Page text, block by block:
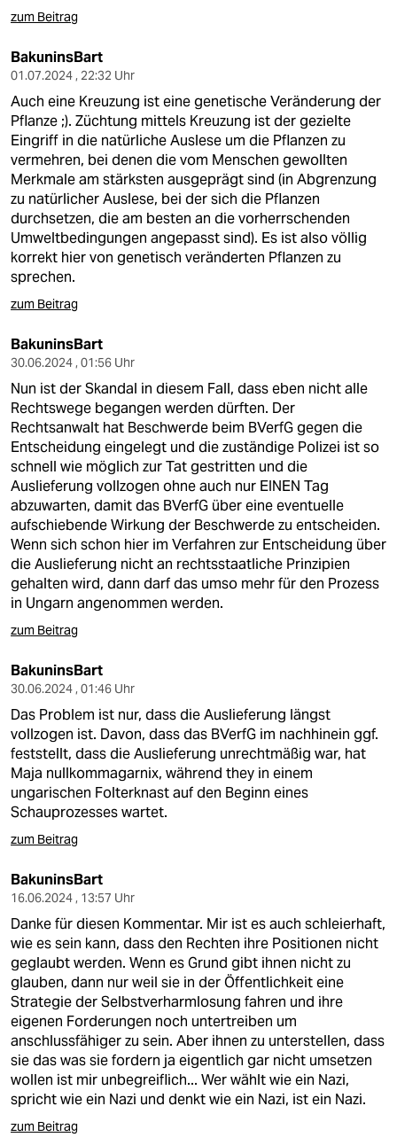
zum Beitrag
BakuninsBart
01.07.2024 , 22:32 Uhr
Auch eine Kreuzung ist eine genetische Veränderung der
Pflanze ;). Züchtung mittels Kreuzung ist der gezielte
Eingriff in die natürliche Auslese um die Pflanzen zu
vermehren, bei denen die vom Menschen gewollten
Merkmale am stärksten ausgeprägt sind (in Abgrenzung
zu natürlicher Auslese, bei der sich die Pflanzen
durchsetzen, die am besten an die vorherrschenden
Umweltbedingungen angepasst sind). Es ist also völlig
korrekt hier von genetisch veränderten Pflanzen zu
sprechen.
zum Beitrag
BakuninsBart
30.06.2024 , 01:56 Uhr
Nun ist der Skandal in diesem Fall, dass eben nicht alle
Rechtswege begangen werden dürften. Der
Rechtsanwalt hat Beschwerde beim BVerfG gegen die
Entscheidung eingelegt und die zuständige Polizei ist so
schnell wie möglich zur Tat gestritten und die
Auslieferung vollzogen ohne auch nur EINEN Tag
abzuwarten, damit das BVerfG über eine eventuelle
aufschiebende Wirkung der Beschwerde zu entscheiden.
Wenn sich schon hier im Verfahren zur Entscheidung über
die Auslieferung nicht an rechtsstaatliche Prinzipien
gehalten wird, dann darf das umso mehr für den Prozess
in Ungarn angenommen werden.
zum Beitrag
BakuninsBart
30.06.2024 , 01:46 Uhr
Das Problem ist nur, dass die Auslieferung längst
vollzogen ist. Davon, dass das BVerfG im nachhinein ggf.
feststellt, dass die Auslieferung unrechtmäßig war, hat
Maja nullkommagarnix, während they in einem
ungarischen Folterknast auf den Beginn eines
Schauprozesses wartet.
zum Beitrag
BakuninsBart
16.06.2024 , 13:57 Uhr
Danke für diesen Kommentar. Mir ist es auch schleierhaft,
wie es sein kann, dass den Rechten ihre Positionen nicht
geglaubt werden. Wenn es Grund gibt ihnen nicht zu
glauben, dann nur weil sie in der Öffentlichkeit eine
Strategie der Selbstverharmlosung fahren und ihre
eigenen Forderungen noch untertreiben um
anschlussfähiger zu sein. Aber ihnen zu unterstellen, dass
sie das was sie fordern ja eigentlich gar nicht umsetzen
wollen ist mir unbegreiflich... Wer wählt wie ein Nazi,
spricht wie ein Nazi und denkt wie ein Nazi, ist ein Nazi.
zum Beitrag